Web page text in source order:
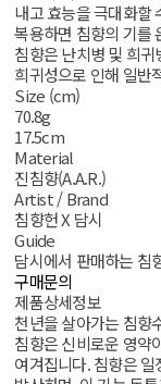
내고 효능을 극대화할
복용하면 침향의 기를
침향은 난치병 및 희
희귀성으로 인해 일반
Size (cm)
70.8g
17.5cm
Material
진침향(A.A.R.)
Artist / Brand
침향헌 X 담시
Guide
담시에서 판매하는 침
구매문의
제품상세정보
천년을 살아가는 침향
침향은 신비로운 영약
여겨집니다. 침향은